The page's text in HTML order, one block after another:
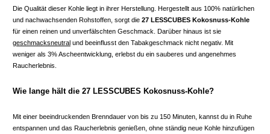
Die Qualität dieser Kohle liegt in ihrer Herstellung. Hergestellt aus 100% natürlichen
und nachwachsenden Rohstoffen, sorgt die 27 LESSCUBES Kokosnuss-Kohle
für einen reinen und unverfälschten Geschmack. Darüber hinaus ist sie
geschmacksneutral und beeinflusst den Tabakgeschmack nicht negativ. Mit
weniger als 3% Ascheentwicklung, erlebst du ein sauberes und angenehmes
Raucherlebnis.
Wie lange hält die 27 LESSCUBES Kokosnuss-Kohle?
Mit einer beeindruckenden Brenndauer von bis zu 150 Minuten, kannst du in Ruhe
entspannen und das Raucherlebnis genießen, ohne ständig neue Kohle hinzufügen